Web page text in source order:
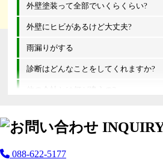
外壁塗装って全部でいくらくらい?
外壁にヒビがあるけど大丈夫?
雨漏りがする
診断はどんなことをしてくれますか?
他の会社とは何が違うの?
088-622-5177